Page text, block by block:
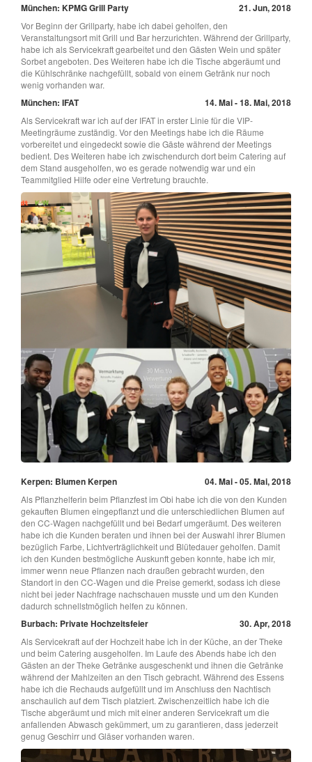
München: KPMG Grill Party 21. Jun, 2018
Vor Beginn der Grillparty, habe ich dabei geholfen, den
Veranstaltungsort mit Grill und Bar herzurichten. Während der Grillparty,
habe ich als Servicekraft gearbeitet und den Gästen Wein und später
Sorbet angeboten. Des Weiteren habe ich die Tische abgeräumt und
die Kühlschränke nachgefüllt, sobald von einem Getränk nur noch
wenig vorhanden war.
München: IFAT 14. Mai - 18. Mai, 2018
Als Servicekraft war ich auf der IFAT in erster Linie für die VIP-
Meetingräume zuständig. Vor den Meetings habe ich die Räume
vorbereitet und eingedeckt sowie die Gäste während der Meetings
bedient. Des Weiteren habe ich zwischendurch dort beim Catering auf
dem Stand ausgeholfen, wo es gerade notwendig war und ein
Teammitglied Hilfe oder eine Vertretung brauchte.
Kerpen: Blumen Kerpen 04. Mai - 05. Mai, 2018
Als Pflanzhelferin beim Pflanzfest im Obi habe ich die von den Kunden
gekauften Blumen eingepflanzt und die unterschiedlichen Blumen auf
den CC-Wagen nachgefüllt und bei Bedarf umgeräumt. Des weiteren
habe ich die Kunden beraten und ihnen bei der Auswahl ihrer Blumen
bezüglich Farbe, Lichtverträglichkeit und Blütedauer geholfen. Damit
ich den Kunden bestmögliche Auskunft geben konnte, habe ich mir,
immer wenn neue Pflanzen nach draußen gebracht wurden, den
Standort in den CC-Wagen und die Preise gemerkt, sodass ich diese
nicht bei jeder Nachfrage nachschauen musste und um den Kunden
dadurch schnellstmöglich helfen zu können.
Burbach: Private Hochzeitsfeier 30. Apr, 2018
Als Servicekraft auf der Hochzeit habe ich in der Küche, an der Theke
und beim Catering ausgeholfen. Im Laufe des Abends habe ich den
Gästen an der Theke Getränke ausgeschenkt und ihnen die Getränke
während der Mahlzeiten an den Tisch gebracht. Während des Essens
habe ich die Rechauds aufgefüllt und im Anschluss den Nachtisch
anschaulich auf dem Tisch platziert. Zwischenzeitlich habe ich die
Tische abgeräumt und mich mit einer anderen Servicekraft um die
anfallenden Abwasch gekümmert, um zu garantieren, dass jederzeit
genug Geschirr und Gläser vorhanden waren.